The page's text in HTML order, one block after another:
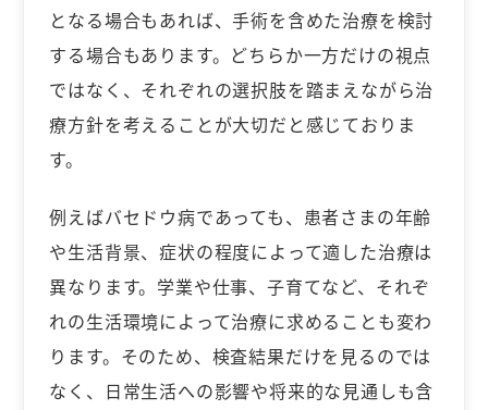
となる場合もあれば、手術を含めた治療を検討
する場合もあります。どちらか一方だけの視点
ではなく、それぞれの選択肢を踏まえながら治
療方針を考えることが大切だと感じておりま
す。
例えばバセドウ病であっても、患者さまの年齢
や生活背景、症状の程度によって適した治療は
異なります。学業や仕事、子育てなど、それぞ
れの生活環境によって治療に求めることも変わ
ります。そのため、検査結果だけを見るのでは
なく、日常生活への影響や将来的な見通しも含